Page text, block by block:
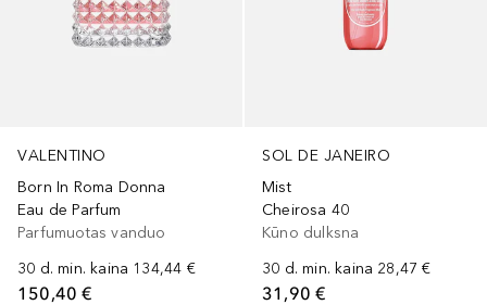
VALENTINO
Born In Roma Donna
Eau de Parfum
Parfumuotas vanduo
30 d. min. kaina 134,44 €
150,40 €
SOL DE JANEIRO
Mist
Cheirosa 40
Kūno dulksna
30 d. min. kaina 28,47 €
31,90 €